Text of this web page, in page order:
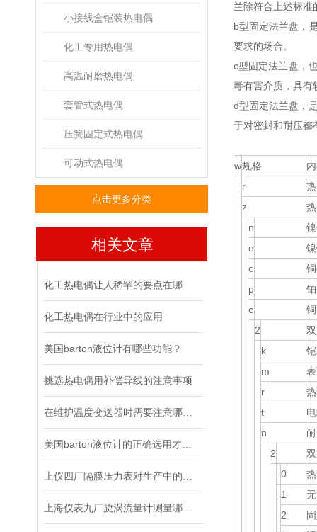
小接线盒铠装热电偶
化工专用热电偶
高温耐磨热电偶
套管式热电偶
压簧固定式热电偶
可动式热电偶
点击更多分类
相关文章
化工热电偶让人稀罕的要点在哪
化工热电偶在行业中的应用
美国barton液位计有哪些功能？
挑选热电偶用补偿导线的注意事项
兰除符合上述标准
b型固定法兰盘，
要求的场合。
c型固定法兰盘，
毒有害介质，具有
d型固定法兰盘，
于对密封和耐压都
w规格
r
z
n
e
c
p
c
2
k
m
r
t
n
2
-0
1
2